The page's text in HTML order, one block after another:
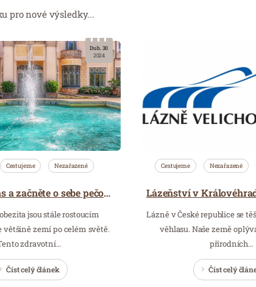
pro nové výsledky...
Cestujeme Nezařazené
Najděte si čas a začněte o sebe pečovat,
jsou stále rostoucím
většině zemí po celém světě.
zdravotní…
Číst celý článek
Dub. 30
2024
Cestujeme Nezařazené
Lázně v České republice se
věhlasu. Naše země
přírodních…
Číst celý